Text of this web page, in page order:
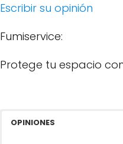
Escribir su opinión
Fumiservice:
Protege tu espacio
OPINIONES